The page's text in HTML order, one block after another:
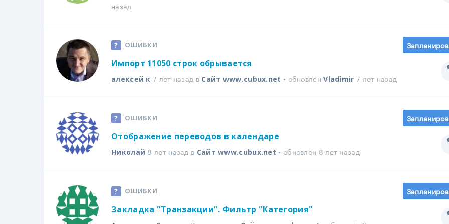
назад
ОШИБКИ
Импорт 11050 строк обрывается
алексей к 7 лет назад в Сайт www.cubux.net • обновлёнVladimir 7 лет назад
ОШИБКИ
Отображение переводов в календаре
Николай 8 лет назад в Сайт www.cubux.net • обновлён 8 лет назад
ОШИБКИ
Закладка "Транзакции". Фильтр "Категория"